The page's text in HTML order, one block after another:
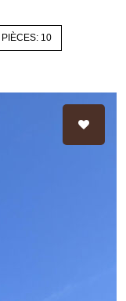
PIÈCES: 10